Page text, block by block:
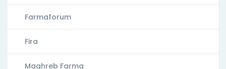
Farmaforum
Fira
Maghreb Farma